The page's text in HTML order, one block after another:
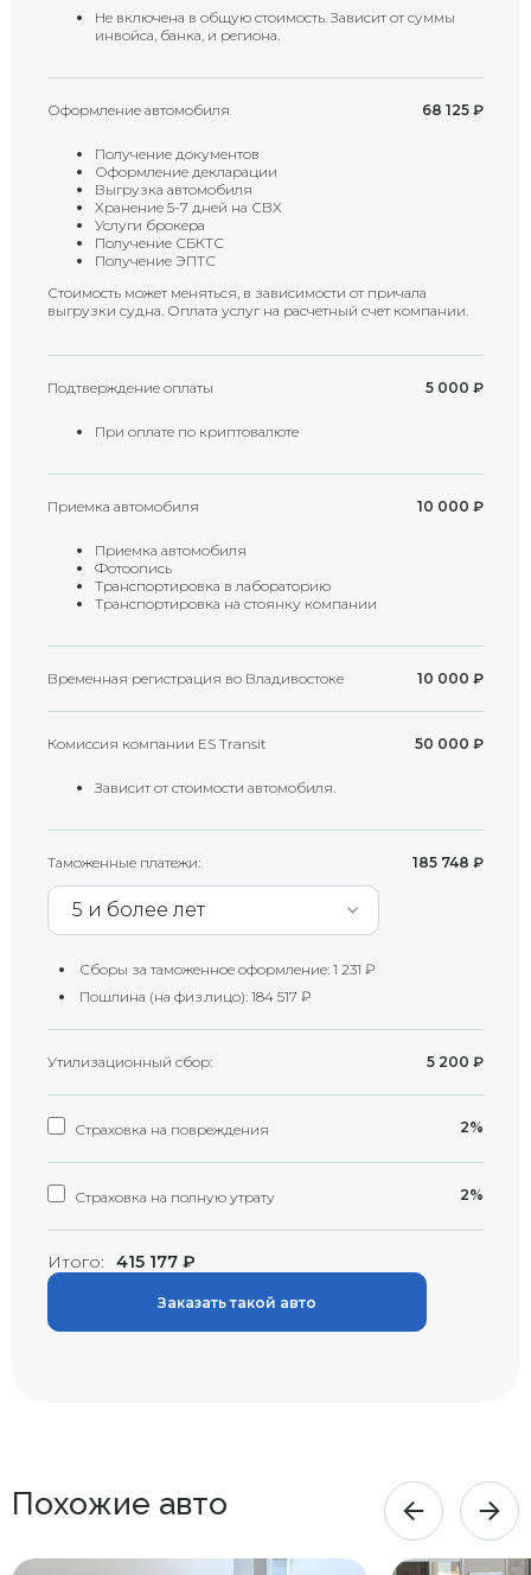
Не включена в общую стоимость. Зависит от суммы
инвойса, банка, и региона.
Оформление автомобиля 68 125 ₽
Получение документов
Оформление декларации
Выгрузка автомобиля
Хранение 5-7 дней на СВХ
Услуги брокера
Получение СБКТС
Получение ЭПТС
Стоимость может меняться, в зависимости от причала
выгрузки судна. Оплата услуг на расчетный счет компании.
Подтверждение оплаты 5 000 ₽
При оплате по криптовалюте
Приемка автомобиля 10 000 ₽
Приемка автомобиля
Фотоопись
Транспортировка в лабораторию
Транспортировка на стоянку компании
Временная регистрация во Владивостоке 10 000 ₽
Комиссия компании ES Transit 50 000 ₽
Зависит от стоимости автомобиля.
Таможенные платежи: 185 748 ₽
5 и более лет
Сборы за таможенное оформление: 1 231 ₽
Пошлина (на физ.лицо): 184 517 ₽
Утилизационный сбор: 5 200 ₽
Страховка на повреждения 2%
Страховка на полную утрату 2%
Итого: 415 177 ₽
Заказать такой авто
Похожие авто